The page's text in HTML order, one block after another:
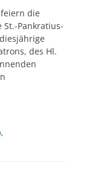
die
Pankratius-
des Hl.
,